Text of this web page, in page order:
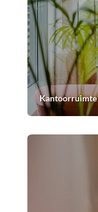
Kantoorruimte